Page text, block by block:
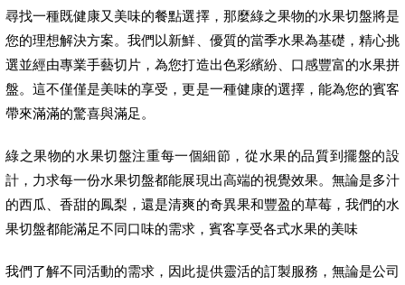
尋找一種既健康又美味的餐點選擇，那麼綠之果物的水果切盤將是
您的理想解決方案。我們以新鮮、優質的當季水果為基礎，精心挑
選並經由專業手藝切片，為您打造出色彩繽紛、口感豐富的水果拼
盤。這不僅僅是美味的享受，更是一種健康的選擇，能為您的賓客
帶來滿滿的驚喜與滿足。
綠之果物的水果切盤注重每一個細節，從水果的品質到擺盤的設
計，力求每一份水果切盤都能展現出高端的視覺效果。無論是多汁
的西瓜、香甜的鳳梨，還是清爽的奇異果和豐盈的草莓，我們的水
果切盤都能滿足不同口味的需求，賓客享受各式水果的美味
我們了解不同活動的需求，因此提供靈活的訂製服務，無論是公司